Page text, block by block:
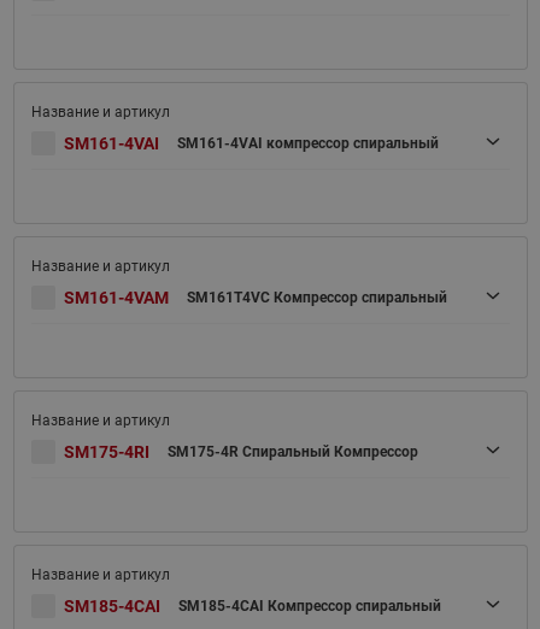
SM161-4VAI SM161-4VAI компрессор спиральный
SM161-4VAM SM161T4VC Компрессор спиральный
SM175-4RI SM175-4R Спиральный Компрессор
SM185-4CAI SM185-4CAI Компрессор спиральный